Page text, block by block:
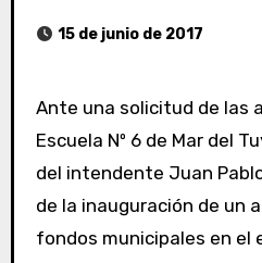
15 de junio de 2017
Ante una solicitud de las
Escuela Nº 6 de Mar del
del intendente Juan
de la inauguración de un
fondos municipales en el